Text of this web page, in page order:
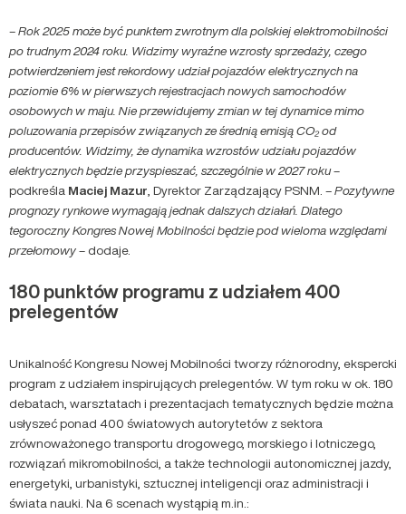
– Rok 2025 może być punktem zwrotnym dla polskiej elektromobilności
po trudnym 2024 roku. Widzimy wyraźne wzrosty sprzedaży, czego
potwierdzeniem jest rekordowy udział pojazdów elektrycznych na
poziomie 6% w pierwszych rejestracjach nowych samochodów
osobowych w maju. Nie przewidujemy zmian w tej dynamice mimo
poluzowania przepisów związanych ze średnią emisją CO₂ od
producentów. Widzimy, że dynamika wzrostów udziału pojazdów
elektrycznych będzie przyspieszać, szczególnie w 2027 roku–
podkreśla Maciej Mazur, Dyrektor Zarządzający PSNM. – Pozytywne
prognozy rynkowe wymagają jednak dalszych działań. Dlatego
tegoroczny Kongres Nowej Mobilności będzie pod wieloma względami
przełomowy– dodaje.
180 punktów programu z udziałem 400
prelegentów
Unikalność Kongresu Nowej Mobilności tworzy różnorodny, ekspercki
program z udziałem inspirujących prelegentów. W tym roku w ok. 180
debatach, warsztatach i prezentacjach tematycznych będzie można
usłyszeć ponad 400 światowych autorytetów z sektora
zrównoważonego transportu drogowego, morskiego i lotniczego,
rozwiązań mikromobilności, a także technologii autonomicznej jazdy,
energetyki, urbanistyki, sztucznej inteligencji oraz administracji i
świata nauki. Na 6 scenach wystąpią m.in.: